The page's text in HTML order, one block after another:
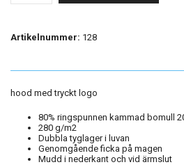
Artikelnummer: 128
hood med tryckt logo
80% ringspunnen kammad bomull
280 g/m2
Dubbla tyglager i luvan
Genomgående ficka på magen
Mudd i nederkant och vid ärmslut